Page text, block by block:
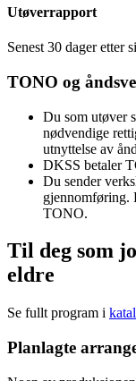
Utøverrapport
Senest 30 dager etter
TONO og
Du som utøver
nødvendige
utnyttelse av
DKSS betaler
Du sender
gjennomføring.
TONO.
Til deg som
eldre
Se fullt program i
Planlagte